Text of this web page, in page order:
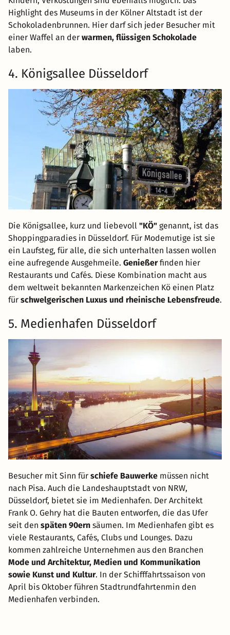
Highlight des Museums in der Kölner Altstadt ist der
Schokoladenbrunnen. Hier darf sich jeder Besucher mit
einer Waffel an der warmen, flüssigen Schokolade
laben.
4. Königsallee Düsseldorf
Die Königsallee, kurz und liebevoll "KÖ" genannt, ist das
Shoppingparadies in Düsseldorf. Für Modemutige ist sie
ein Laufsteg, für alle, die sich unterhalten lassen wollen
eine aufregende Ausgehmeile. Genießerfinden hier
Restaurants und Cafés. Diese Kombination macht aus
dem weltweit bekannten Markenzeichen Kö einen Platz
für schwelgerischen Luxus und rheinische Lebensfreude.
5. Medienhafen Düsseldorf
Besucher mit Sinn für schiefe Bauwerke müssen nicht
nach Pisa. Auch die Landeshauptstadt von NRW,
Düsseldorf, bietet sie im Medienhafen. Der Architekt
Frank O. Gehry hat die Bauten entworfen, die das Ufer
seit den späten 90ern säumen. Im Medienhafen gibt es
viele Restaurants, Cafés, Clubs und Lounges. Dazu
kommen zahlreiche Unternehmen aus den Branchen
Mode und Architektur, Medien und Kommunikation
sowie Kunst und Kultur. In der Schifffahrtssaison von
April bis Oktober führen Stadtrundfahrtenmin den
Medienhafen verbinden.